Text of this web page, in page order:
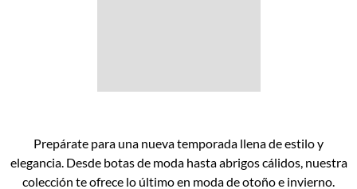
Prepárate para una nueva temporada llena de estilo y
elegancia. Desde botas de moda hasta abrigos cálidos, nuestra
colección te ofrece lo último en moda de otoño e invierno.